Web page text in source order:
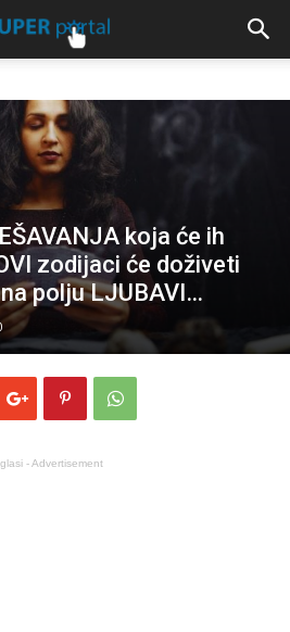
koja će ih
zodijaci će doživeti
polju LJUBAVI…
- Advertisement